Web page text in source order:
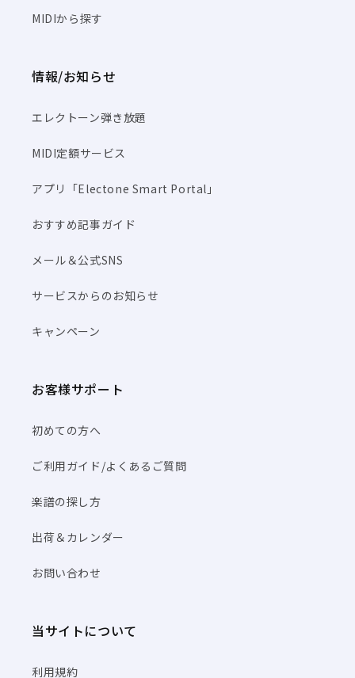
MIDIから探す
情報/お知らせ
エレクトーン弾き放題
MIDI定額サービス
アプリ「Electone Smart Portal」
おすすめ記事ガイド
メール＆公式SNS
サービスからのお知らせ
キャンペーン
お客様サポート
初めての方へ
ご利用ガイド/よくあるご質問
楽譜の探し方
出荷＆カレンダー
お問い合わせ
当サイトについて
利用規約